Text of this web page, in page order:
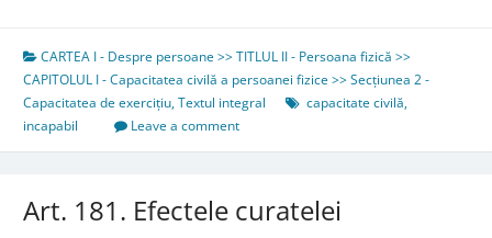
CARTEA I - Despre persoane >> TITLUL II - Persoana fizică >>
CAPITOLUL I - Capacitatea civilă a persoanei fizice >> Secțiunea 2 -
Capacitatea de exercițiu,Textul integral capacitate civilă,
incapabil
Leave a comment
Art. 181. Efectele curatelei